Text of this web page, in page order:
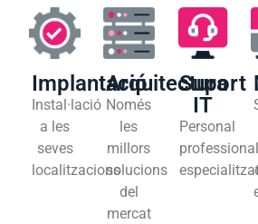
Implantació
Instal·lació
a les
seves
localitzacions
Arquitectura
Només
les
millors
solucions
del
mercat
Suport
IT
Personal
professional